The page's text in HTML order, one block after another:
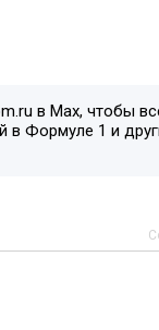
в Max, чтобы
в Формуле 1 и